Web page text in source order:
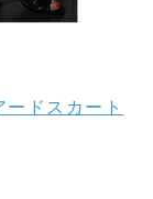
ドスカート